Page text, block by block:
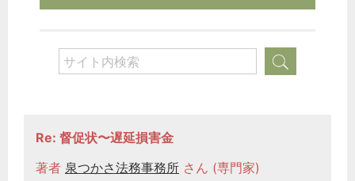
Re: 督促状〜遅延損害金
著者 泉つかさ法務事務所 さん (専門家)